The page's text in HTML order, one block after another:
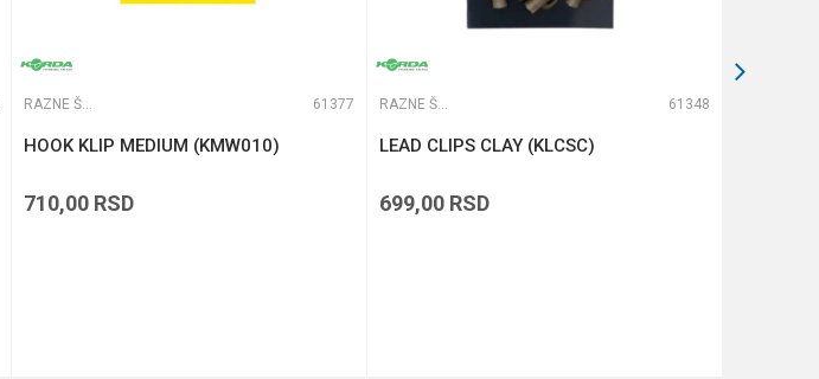
RAZNE ŠARANSKE SITNICE 61377
HOOK KLIP MEDIUM (KMW010)
710,00 RSD
RAZNE ŠARANSKE SITNICE 61348
LEAD CLIPS CLAY (KLCSC)
699,00 RSD